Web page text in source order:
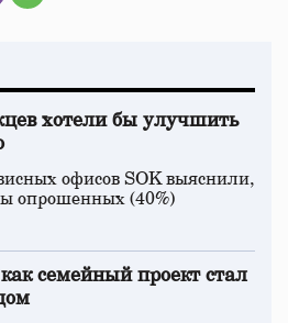
хотели бы улучшить
офисов SOK выяснили,
опрошенных (40%)
семейный проект стал